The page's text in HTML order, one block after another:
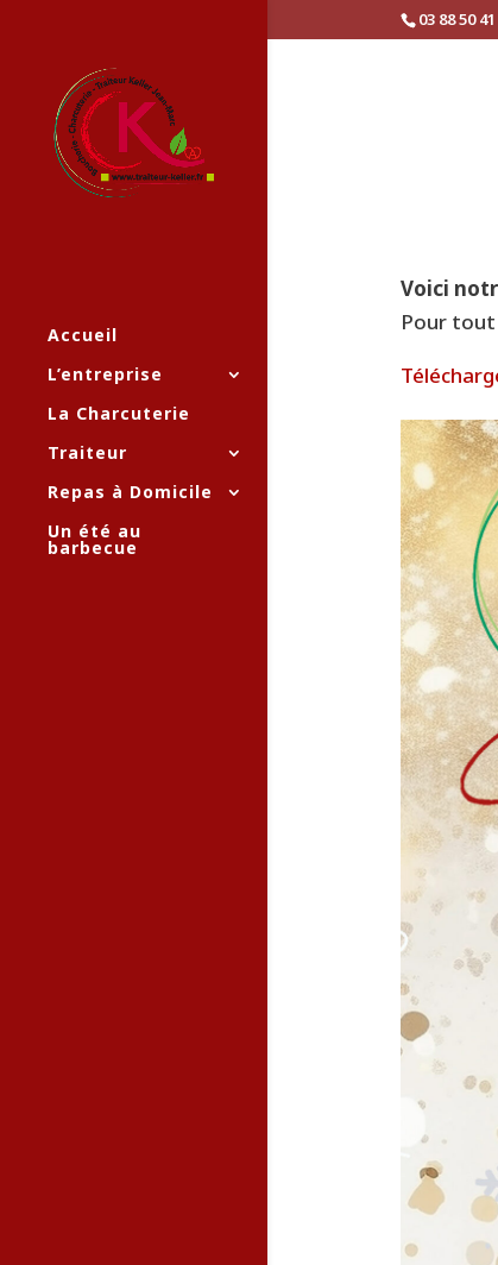
03 88 50
Accueil
L’entreprise
La Charcuterie
Traiteur
Repas à Domicile
Un été au
barbecue
Voici
Pour tout